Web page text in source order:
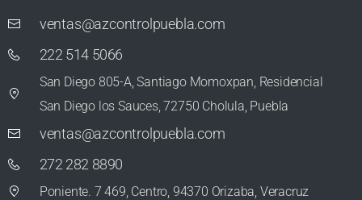
ventas@azcontrolpuebla.com
222 514 5066
San Diego 805-A, Santiago Momoxpan, Residencial
San Diego los Sauces, 72750 Cholula, Puebla
ventas@azcontrolpuebla.com
272 282 8890
Poniente. 7 469, Centro, 94370 Orizaba, Veracruz